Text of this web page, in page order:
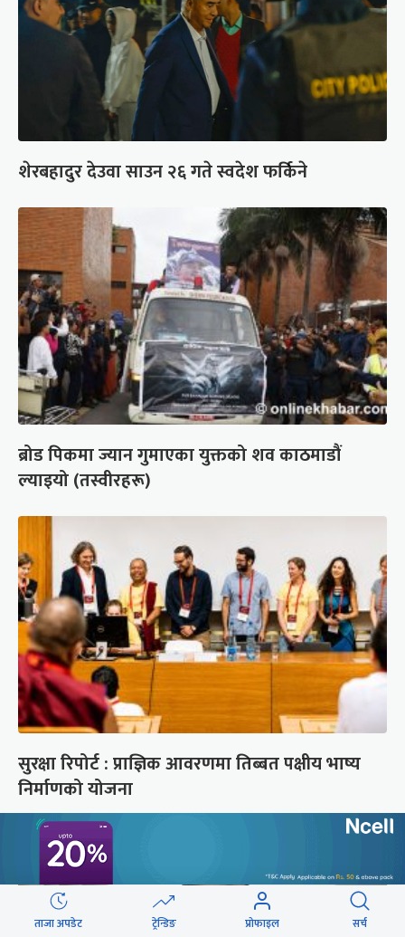
शेरबहादुर देउवा साउन २६ गते स्वदेश फर्किने
ब्रोड पिकमा ज्यान गुमाएका युक्तको शव काठमाडौं
ल्याइयो (तस्वीरहरू)
सुरक्षा रिपोर्ट : प्राज्ञिक आवरणमा तिब्बत पक्षीय भाष्य
निर्माणको योजना
ताजा अपडेट ट्रेन्डिङ प्रोफाइल सर्च